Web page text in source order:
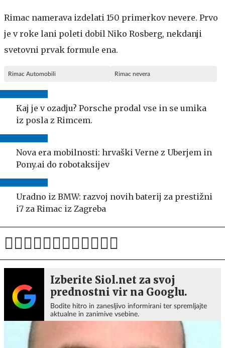
Rimac namerava izdelati 150 primerkov nevere. Prvo
je v roke lani poleti dobil Niko Rosberg, nekdanji
svetovni prvak formule ena.
Rimac Automobili Rimac nevera
Kaj je v ozadju? Porsche prodal vse in se umika
iz posla z Rimcem.
Nova era mobilnosti: hrvaški Verne z Uberjem in
Pony.ai do robotaksijev
Uradno iz BMW: razvoj novih baterij za prestižni
i7 za Rimac iz Zagreba
Izberite Siol.net za svoj
prednostni vir na Googlu.
Bodite hitro in zanesljivo informirani ter spremljajte
aktualne in zanimive vsebine.